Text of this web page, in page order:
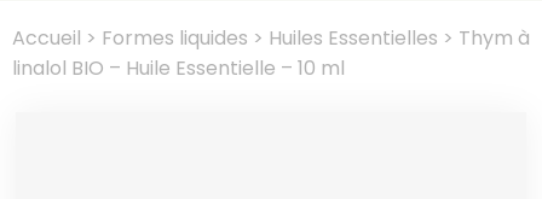
Accueil > Formes liquides > Huiles Essentielles > Thym à
linalol BIO – Huile Essentielle – 10 ml